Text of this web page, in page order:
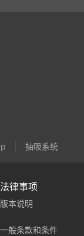
抽吸系统
法律事项
版本说明
一般条款和条件